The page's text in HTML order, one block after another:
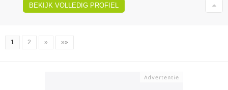
BEKIJK VOLLEDIG PROFIEL
1 2 » »»